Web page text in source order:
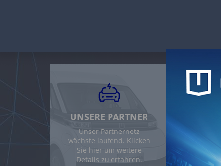
UNSERE PARTNER
Unser Partnernetz
wächste laufend. Klicken
Sie hier um weitere
Details zu erfahren.
Main
AW
in